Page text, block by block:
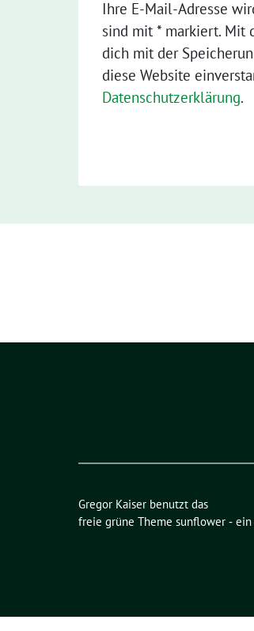
Ihre E-Mail-Adresse
sind mit * markiert. Mit
dich mit der
diese Website
Datenschutzerklärung.
Gregor Kaiser benutzt das
freie grüne Theme sunflower ‐